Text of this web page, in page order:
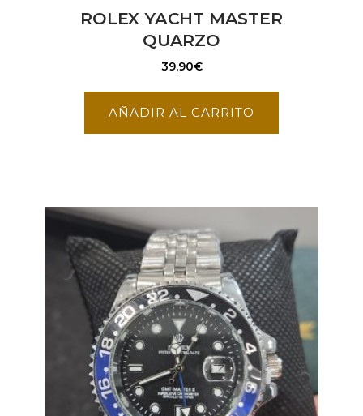
ROLEX YACHT MASTER
QUARZO
39,90€
AÑADIR AL CARRITO